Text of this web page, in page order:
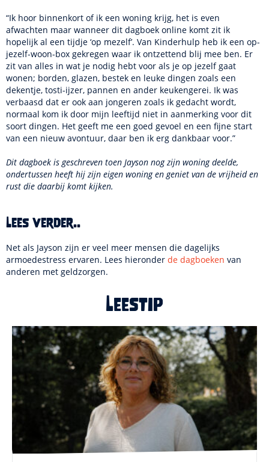
“Ik hoor binnenkort of ik een woning krijg, het is even
afwachten maar wanneer dit dagboek online komt zit ik
hopelijk al een tijdje ‘op mezelf’. Van Kinderhulp heb ik een op-
jezelf-woon-box gekregen waar ik ontzettend blij mee ben. Er
zit van alles in wat je nodig hebt voor als je op jezelf gaat
wonen; borden, glazen, bestek en leuke dingen zoals een
dekentje, tosti-ijzer, pannen en ander keukengerei. Ik was
verbaasd dat er ook aan jongeren zoals ik gedacht wordt,
normaal kom ik door mijn leeftijd niet in aanmerking voor dit
soort dingen. Het geeft me een goed gevoel en een fijne start
van een nieuw avontuur, daar ben ik erg dankbaar voor.”
Dit dagboek is geschreven toen Jayson nog zijn woning deelde,
ondertussen heeft hij zijn eigen woning en geniet van de vrijheid en
rust die daarbij komt kijken.
Lees verder..
Net als Jayson zijn er veel meer mensen die dagelijks
armoedestress ervaren. Lees hieronder de dagboeken van
anderen met geldzorgen.
Leestip